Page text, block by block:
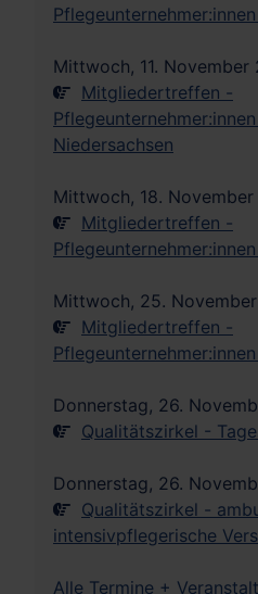
Mittwoch, 11. November
Mitgliedertreffen -
Niedersachsen
Mittwoch, 18.
Mitgliedertreffen -
Mittwoch, 25.
Mitgliedertreffen -
Donnerstag, 26.
Qualitätszirkel -
Donnerstag, 26.
Qualitätszirkel -
intensivpflegerische
Alle Termine +